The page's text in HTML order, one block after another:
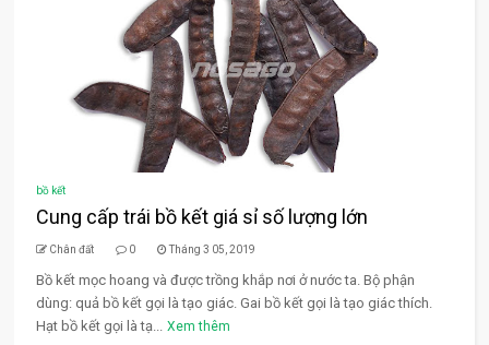
bồ kết
Cung cấp trái bồ kết giá sỉ số lượng lớn
Chân đất 0 Tháng 3 05, 2019
Bồ kết mọc hoang và được trồng khắp nơi ở nước ta. Bộ phận
dùng: quả bồ kết gọi là tạo giác. Gai bồ kết gọi là tạo giác thích.
Hạt bồ kết gọi là tạ... Xem thêm